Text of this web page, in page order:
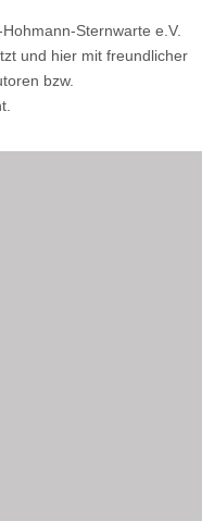
Sternwarte e.V.
und hier mit freundlicher
bzw.